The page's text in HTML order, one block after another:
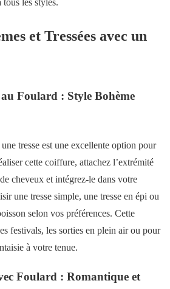
tous les styles.
et Tressées avec un
Foulard : Style Bohème
tresse est une excellente option pour
cette coiffure, attachez l’extrémité
cheveux et intégrez-le dans votre
une tresse simple, une tresse en épi ou
selon vos préférences. Cette
festivals, les sorties en plein air ou pour
à votre tenue.
Foulard : Romantique et